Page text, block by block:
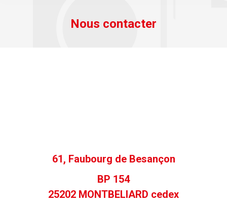
Nous contacter
61, Faubourg de Besançon
BP 154
25202 MONTBELIARD cedex